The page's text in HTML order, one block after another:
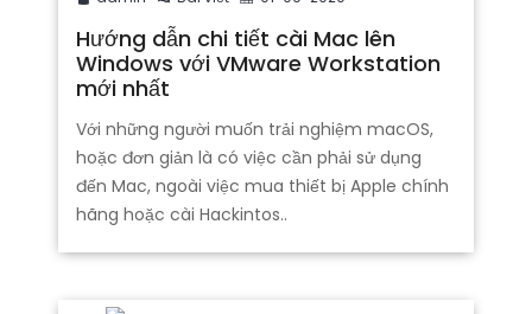
Hướng dẫn chi tiết cài Mac lên
Windows với VMware Workstation
mới nhất
Với những người muốn trải nghiệm macOS,
hoặc đơn giản là có việc cần phải sử dụng
đến Mac, ngoài việc mua thiết bị Apple chính
hãng hoặc cài Hackintos..